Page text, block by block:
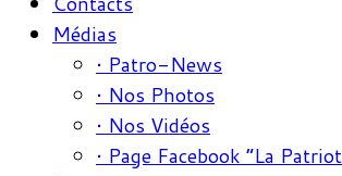
Médias
• Patro-News
• Nos Photos
• Nos Vidéos
• Page Facebook “La